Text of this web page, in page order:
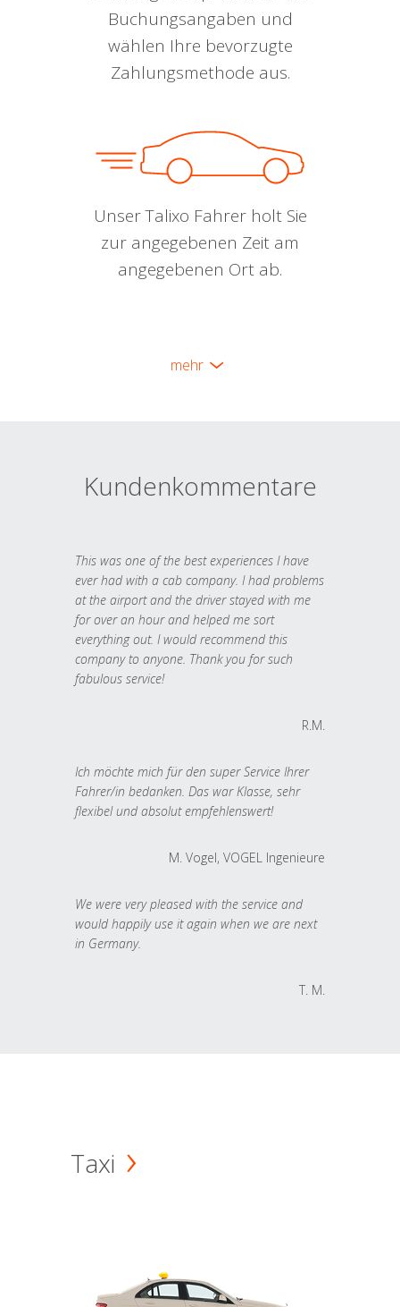
Buchungsangaben und
wählen Ihre bevorzugte
Zahlungsmethode aus.
Unser Talixo Fahrer holt Sie
zur angegebenen Zeit am
angegebenen Ort ab.
mehr
Kundenkommentare
This was one of the best experiences I have
ever had with a cab company. I had problems
at the airport and the driver stayed with me
for over an hour and helped me sort
everything out. I would recommend this
company to anyone. Thank you for such
fabulous service!
R.M.
Ich möchte mich für den super Service Ihrer
Fahrer/in bedanken. Das war Klasse, sehr
flexibel und absolut empfehlenswert!
M. Vogel, VOGEL Ingenieure
We were very pleased with the service and
would happily use it again when we are next
in Germany.
T. M.
Taxi